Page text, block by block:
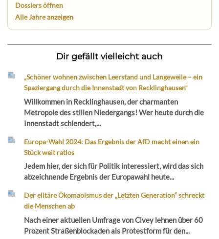
Dossiers öffnen
Alle Jahre anzeigen
Dir gefällt vielleicht auch
„Schöner wohnen zwischen Leerstand und Langeweile – ein
Spaziergang durch die Innenstadt von Recklinghausen“
Willkommen in Recklinghausen, der charmanten
Metropole des stillen Niedergangs! Wer heute durch die
Innenstadt schlendert,...
Europa-Wahl 2024: Das Ergebnis der AfD macht einen ein
Stück weit ratlos
Jedem hier, der sich für Politik interessiert, wird das sich
abzeichnende Ergebnis der Europawahl heute...
Der elitäre Ökomaoismus der „Letzten Generation“ schreckt
die Menschen ab
Nach einer aktuellen Umfrage von Civey lehnen über 60
Prozent Straßenblockaden als Protestform für den...